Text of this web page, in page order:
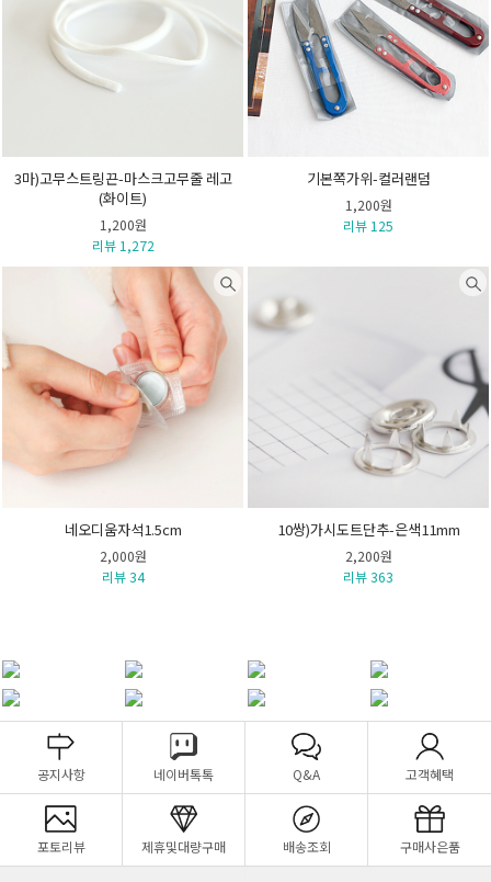
3마)고무스트링끈-마스크고무줄 레고
(화이트)
1,200원
리뷰 1,272
기본쪽가위-컬러랜덤
1,200원
리뷰 125
네오디움자석1.5cm
2,000원
리뷰 34
10쌍)가시도트단추-은색11mm
2,200원
리뷰 363
공지사항 네이버톡톡 Q&A 고객혜택
포토리뷰 제휴및대량구매 배송조회 구매사은품